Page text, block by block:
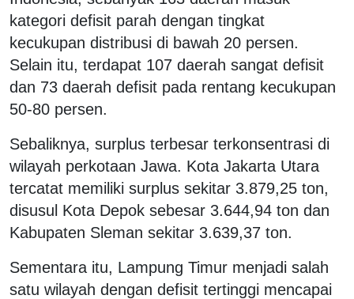
kategori defisit parah dengan tingkat
kecukupan distribusi di bawah 20 persen.
Selain itu, terdapat 107 daerah sangat defisit
dan 73 daerah defisit pada rentang kecukupan
50-80 persen.
Sebaliknya, surplus terbesar terkonsentrasi di
wilayah perkotaan Jawa. Kota Jakarta Utara
tercatat memiliki surplus sekitar 3.879,25 ton,
disusul Kota Depok sebesar 3.644,94 ton dan
Kabupaten Sleman sekitar 3.639,37 ton.
Sementara itu, Lampung Timur menjadi salah
satu wilayah dengan defisit tertinggi mencapai